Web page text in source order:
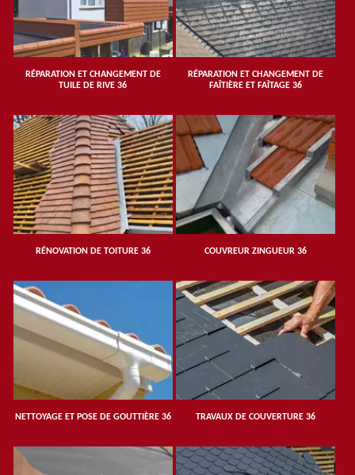
RÉPARATION ET CHANGEMENT DE
TUILE DE RIVE 36
RÉPARATION ET CHANGEMENT DE
FAÎTIÈRE ET FAÎTAGE 36
RÉNOVATION DE TOITURE 36 COUVREUR ZINGUEUR 36
NETTOYAGE ET POSE DE GOUTTIÈRE 36 TRAVAUX DE COUVERTURE 36